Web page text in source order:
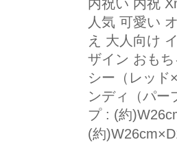
内祝い 内祝
人気 可愛い
え 大人向け
ザイン おも
シー（レッド
ンディ（パー
プ : (約
(約